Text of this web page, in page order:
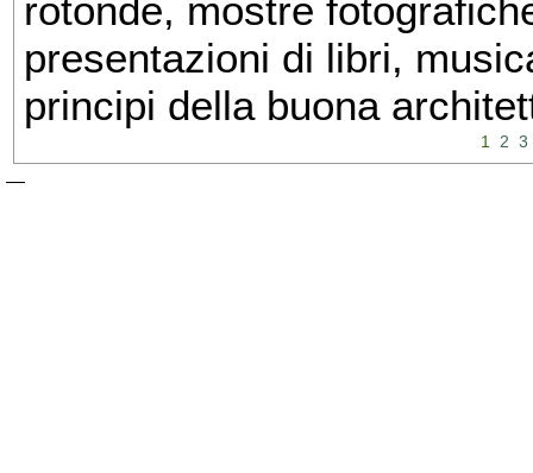
rotonde, mostre
presentazioni di libri,
principi della buona
1 2 3